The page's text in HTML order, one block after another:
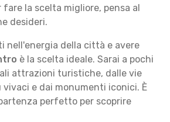
la scelta migliore, pensa al
desideri.
nell'energia della città e avere
è la scelta ideale. Sarai a pochi
attrazioni turistiche, dalle vie
vivaci e dai monumenti iconici. È
perfetto per scoprire